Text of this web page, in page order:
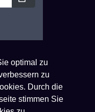
optimal zu
zu
Durch die
stimmen Sie